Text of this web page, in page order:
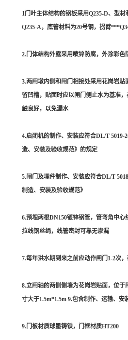
1门叶主体结构的钢板采用Q235-D、型
Q235-A，底管材料为20号钢，拐臂
2.门体结构外露采用喷锌防腐，外涂彩色
3.两闸墩内侧和闸门相接处采用花岗岩
留凹槽，贴面时应以闸门侧止水为基准
触良好，以免漏水
4.启闭机的制作、安装应符合DL/T 5019-
造、安装及验收规范》的规定
5.闸门及埋件制作、安装应符合DL/T
制造、安装及验收规范》
6.预埋两根DN150镀锌钢管，管弯角中心
拉线钢丝绳，线管密封可靠无渗漏
7.每年洪水期到来之前应动作闸门1-2次
8.立闸轴的两侧侧墙为花岗岩贴面，位
寸大于1.5m*1.5m 9.包含制作、运输、安
9.门板材质球墨铸铁，门框材质HT200